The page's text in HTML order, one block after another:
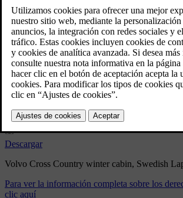
Volvo Cross Country
cabin, Swedish
2/11/2025
Marcador
Compartir
Descargar
Volvo Cross Country winter cabin, Swedish
Para ver la información completa sobre los
clic aquí